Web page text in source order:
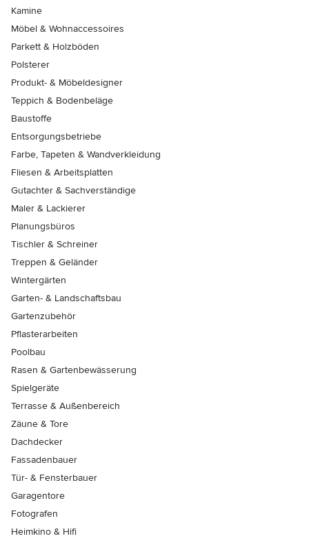
Kamine
Möbel & Wohnaccessoires
Parkett & Holzböden
Polsterer
Produkt- & Möbeldesigner
Teppich & Bodenbeläge
Baustoffe
Entsorgungsbetriebe
Farbe, Tapeten & Wandverkleidung
Fliesen & Arbeitsplatten
Gutachter & Sachverständige
Maler & Lackierer
Planungsbüros
Tischler & Schreiner
Treppen & Geländer
Wintergärten
Garten- & Landschaftsbau
Gartenzubehör
Pflasterarbeiten
Poolbau
Rasen & Gartenbewässerung
Spielgeräte
Terrasse & Außenbereich
Zäune & Tore
Dachdecker
Fassadenbauer
Tür- & Fensterbauer
Garagentore
Fotografen
Heimkino & Hifi